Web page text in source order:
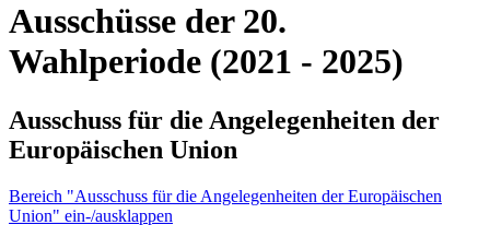
Ausschüsse der 20.
Wahlperiode (2021 - 2025)
Ausschuss für die Angelegenheiten der
Europäischen Union
Bereich "Ausschuss für die Angelegenheiten der Europäischen
Union" ein-/ausklappen